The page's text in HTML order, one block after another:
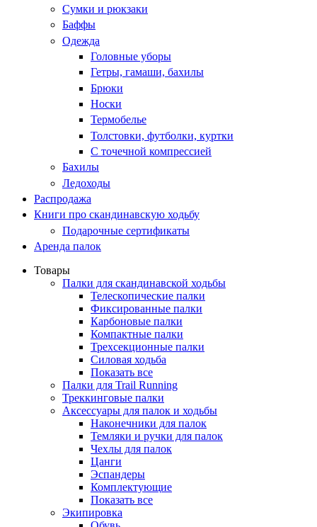
Сумки и рюкзаки
Баффы
Одежда
Головные уборы
Гетры, гамаши, бахилы
Брюки
Носки
Термобелье
Толстовки, футболки, куртки
С точечной компрессией
Бахилы
Ледоходы
Распродажа
Книги про скандинавскую ходьбу
Подарочные сертификаты
Аренда палок
Товары
Палки для скандинавской ходьбы
Телескопические палки
Фиксированные палки
Карбоновые палки
Компактные палки
Трехсекционные палки
Силовая ходьба
Показать все
Палки для Trail Running
Треккинговые палки
Аксессуары для палок и ходьбы
Наконечники для палок
Темляки и ручки для палок
Чехлы для палок
Цанги
Эспандеры
Комплектующие
Показать все
Экипировка